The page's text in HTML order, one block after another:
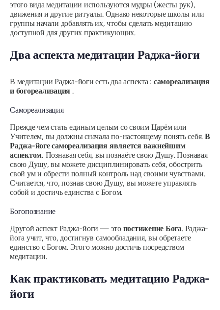
этого вида медитации используются мудры (жесты рук),
движения и другие ритуалы. Однако некоторые школы или
группы начали добавлять их, чтобы сделать медитацию
доступной для других практикующих.
Два аспекта медитации Раджа-йоги
В медитацииРаджа-йоги есть два аспекта : самореализация
и богореализация .
Самореализация
Прежде чем стать единым целым со своим Царём или
Учителем, вы должны сначала по-настоящему понять себя. В
Раджа-йоге самореализация является важнейшим
аспектом. Познавая себя, вы познаёте свою Душу. Познавая
свою Душу, вы можете дисциплинировать себя, обострить
свой ум и обрести полный контроль над своими чувствами.
Считается, что, познав свою Душу, вы можете управлять
собой и достичь единства с Богом.
Богопознание
Другой аспект Раджа-йоги — это постижение Бога. Раджа-
йога учит, что, достигнув самообладания, вы обретаете
единство с Богом. Этого можно достичь посредством
медитации.
Как практиковать медитацию Раджа-
йоги